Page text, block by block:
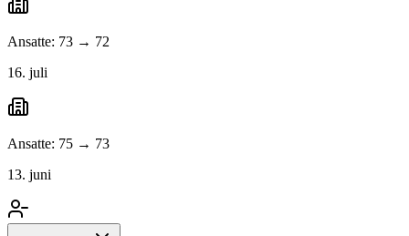
Ansatte: 73 → 72
16. juli
Ansatte: 75 → 73
13. juni